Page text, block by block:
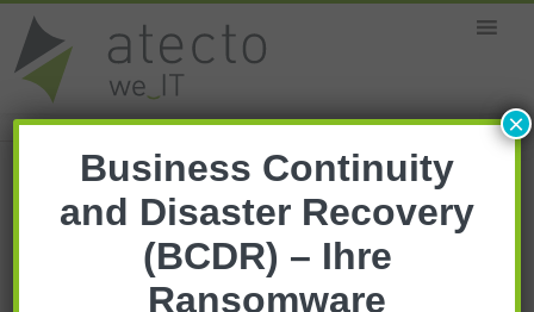
Home Karriere
Business Continuity
and Disaster Recovery
(BCDR) – Ihre
Ransomware
×